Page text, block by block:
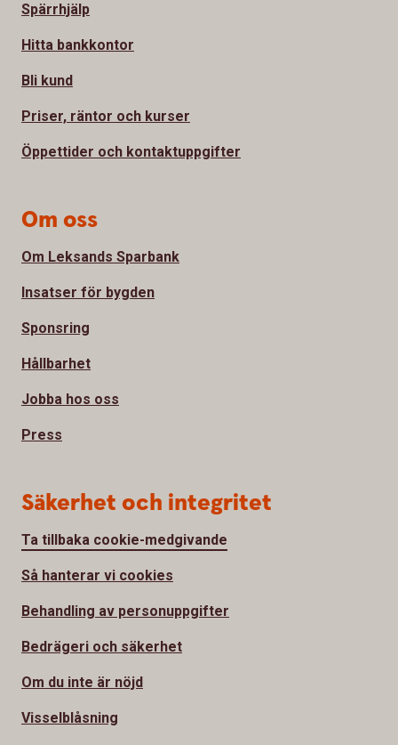
Spärrhjälp
Hitta bankkontor
Bli kund
Priser, räntor och kurser
Öppettider och kontaktuppgifter
Om oss
Om Leksands Sparbank
Insatser för bygden
Sponsring
Hållbarhet
Jobba hos oss
Press
Säkerhet och integritet
Ta tillbaka cookie-medgivande
Så hanterar vi cookies
Behandling av personuppgifter
Bedrägeri och säkerhet
Om du inte är nöjd
Visselblåsning